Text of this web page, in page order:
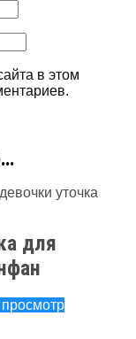
в этом
для